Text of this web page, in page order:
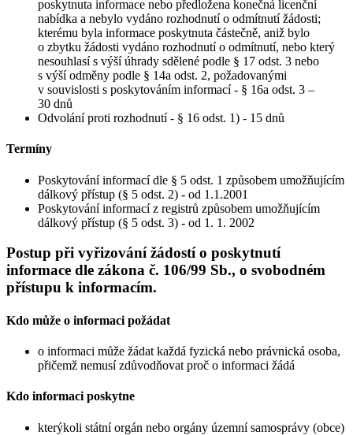
poskytnuta informace nebo předložena konečná licenční
nabídka a nebylo vydáno rozhodnutí o odmítnutí žádosti;
kterému byla informace poskytnuta částečně, aniž bylo
o zbytku žádosti vydáno rozhodnutí o odmítnutí, nebo který
nesouhlasí s výší úhrady sdělené podle § 17 odst. 3 nebo
s výší odměny podle § 14a odst. 2, požadovanými
v souvislosti s poskytováním informací - § 16a odst. 3 –
30 dnů
Odvolání proti rozhodnutí - § 16 odst. 1) - 15 dnů
Termíny
Poskytování informací dle § 5 odst. 1 způsobem umožňujícím
dálkový přístup (§ 5 odst. 2) - od 1.1.2001
Poskytování informací z registrů způsobem umožňujícím
dálkový přístup (§ 5 odst. 3) - od 1. 1. 2002
Postup při vyřizování žádostí o poskytnutí
informace dle zákona č. 106/99 Sb., o svobodném
přístupu k informacím.
Kdo může o informaci požádat
o informaci může žádat každá fyzická nebo právnická osoba,
přičemž nemusí zdůvodňovat proč o informaci žádá
Kdo informaci poskytne
kterýkoli státní orgán nebo orgány územní samosprávy (obce)